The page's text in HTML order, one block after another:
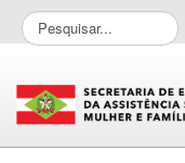
P
e
q
u
i
s